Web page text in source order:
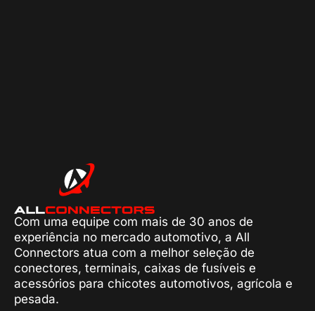
Com uma equipe com mais de 30 anos de
experiência no mercado automotivo, a All
Connectors atua com a melhor seleção de
conectores, terminais, caixas de fusíveis e
acessórios para chicotes automotivos, agrícola e
pesada.